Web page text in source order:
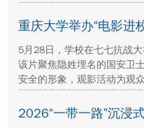
名留学生参加了活动。
重庆大学举办“电影进
5月28日，学校在七七抗战
该片聚焦隐姓埋名的国安卫
安全的形象，观影活动为观
发了对忠诚与奉献精神的思